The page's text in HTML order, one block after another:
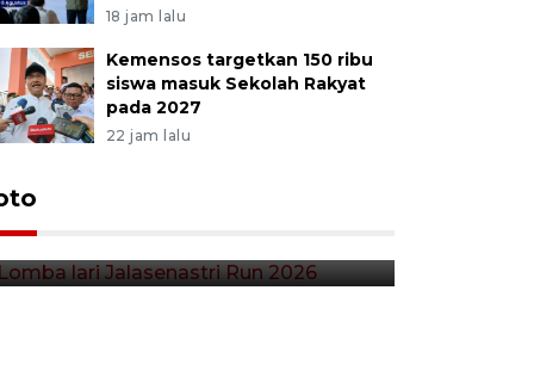
18 jam lalu
Kemensos targetkan 150 ribu
siswa masuk Sekolah Rakyat
pada 2027
22 jam lalu
Lomba lari Jalasenastri Run
2026